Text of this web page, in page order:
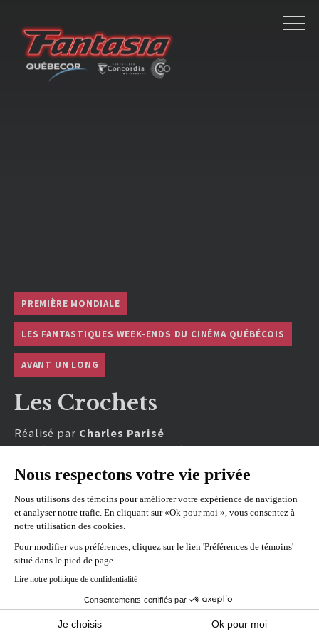
PREMIÈRE MONDIALE
LES FANTASTIQUES WEEK-ENDS DU CINÉMA QUÉBÉCOIS
AVANT UN LONG
Les Crochets
Réalisé par Charles Parisé
En présence de Charles Parisé, réalisateur.
REPRÉSENTATIONS